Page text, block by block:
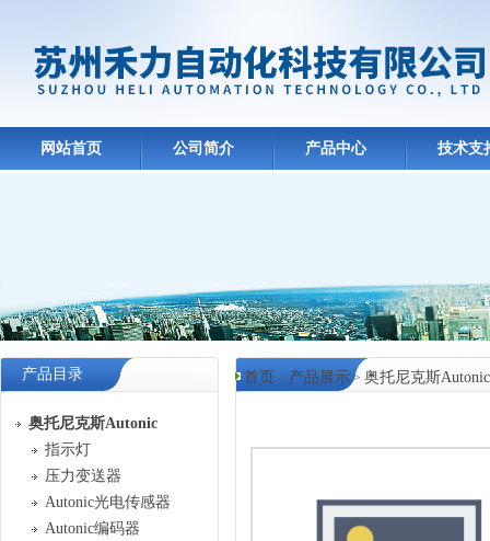
网站首页 公司简介 产品中心 技术支
产品目录
奥托尼克斯Autonic
指示灯
压力变送器
Autonic光电传感器
Autonic编码器
首页 > 产品展示> 奥托尼克斯Autonic